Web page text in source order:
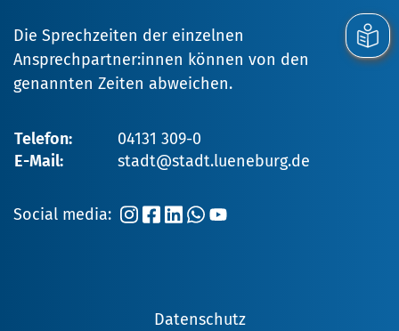
Die Sprechzeiten der einzelnen
Ansprechpartner:innen können von den
genannten Zeiten abweichen.
Telefon:
04131 309-0
E-Mail:
stadt@stadt.lueneburg.de
Social media:
Datenschutz